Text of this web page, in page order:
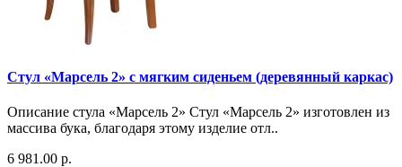
Стул «Марсель 2» с мягким сиденьем (деревянный каркас)
Описание стула «Марсель 2» Стул «Марсель 2» изготовлен из
массива бука, благодаря этому изделие отл..
6 981.00 р.